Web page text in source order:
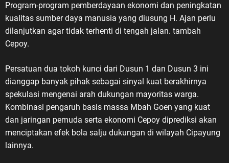
Presiden Republik Indonesia Nomor
30 Tahun 2014 tentang Hari
Veteran Nasional. Tanggal 10
Nasional, berkaitan dengan
momentum gencatan senjata pada
10 Agustus 1949 yang menjadi
salah satu bagian penting dalam
perjalanan perjuangan
mempertahankan kemerdekaan
Program-program pemberdayaan ekonomi dan peningkatan
kualitas sumber daya manusia yang diusung H. Ajan perlu
dilanjutkan agar tidak terhenti di tengah jalan. tambah
Cepoy.
​Persatuan dua tokoh kunci dari Dusun 1 dan Dusun 3 ini
dianggap banyak pihak sebagai sinyal kuat berakhirnya
spekulasi mengenai arah dukungan mayoritas warga.
Kombinasi pengaruh basis massa Mbah Goen yang kuat
dan jaringan pemuda serta ekonomi Cepoy diprediksi akan
menciptakan efek bola salju dukungan di wilayah Cipayung
lainnya.